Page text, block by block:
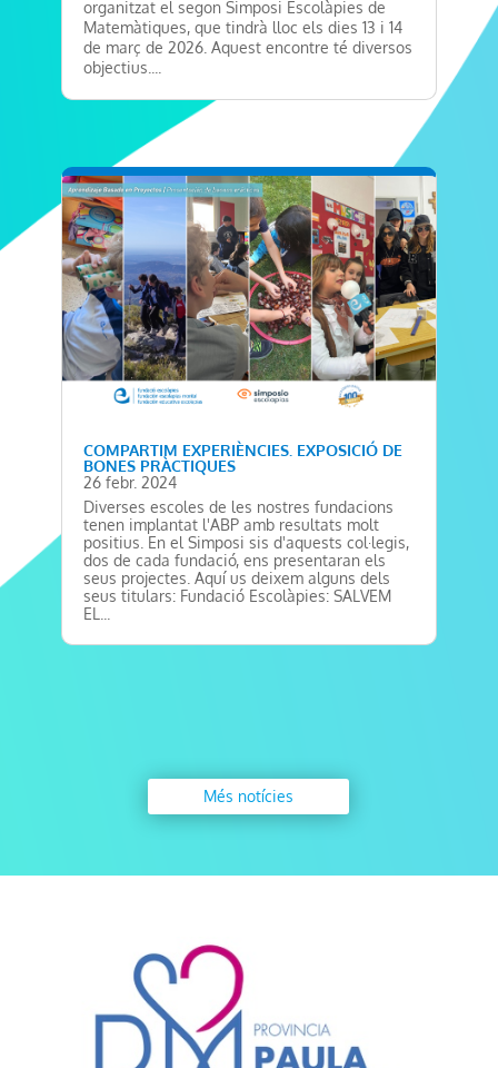
organitzat el segon Simposi Escolàpies de
Matemàtiques, que tindrà lloc els dies 13 i 14
de març de 2026. Aquest encontre té diversos
objectius....
COMPARTIM EXPERIÈNCIES. EXPOSICIÓ DE
BONES PRÀCTIQUES
26 febr. 2024
Diverses escoles de les nostres fundacions
tenen implantat l'ABP amb resultats molt
positius. En el Simposi sis d'aquests col·legis,
dos de cada fundació, ens presentaran els
seus projectes. Aquí us deixem alguns dels
seus titulars: Fundació Escolàpies: SALVEM
EL...
Més notícies